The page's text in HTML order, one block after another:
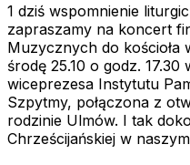
1 dziś wspomnienie
zapraszamy na koncert
Muzycznych do kościoła
środę 25.10 o godz.
wiceprezesa Instytutu
Szpytmy, połączona z
rodzinie Ulmów. I tak
Chrześcijańskiej w